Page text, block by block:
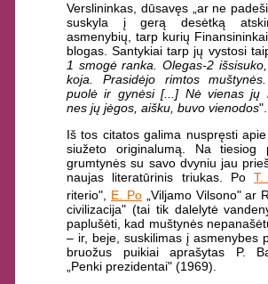
Verslininkas, dūsavęs „ar ne
suskyla į gerą desėtką
asmenybių, tarp kurių
blogas. Santykiai tarp jų vystosi
1 smogė ranka. Olegas-2
koja. Prasidėjo rimtos
puolė ir gynėsi [...] Nė vienas jų
nes jų jėgos, aišku, buvo vienodos".
Iš tos citatos galima nuspręsti
siužeto originalumą. Na tiesiog
grumtynės su savo dvyniu jau
naujas literatūrinis triukas. Po
riterio", E. Po„Viljamo Vilsono" ar
civilizacija" (tai tik dalelytė
paplušėti, kad muštynės
– ir, beje, suskilimas į asmenybes
bruožus puikiai aprašytas P.
„Penki prezidentai" (1969).